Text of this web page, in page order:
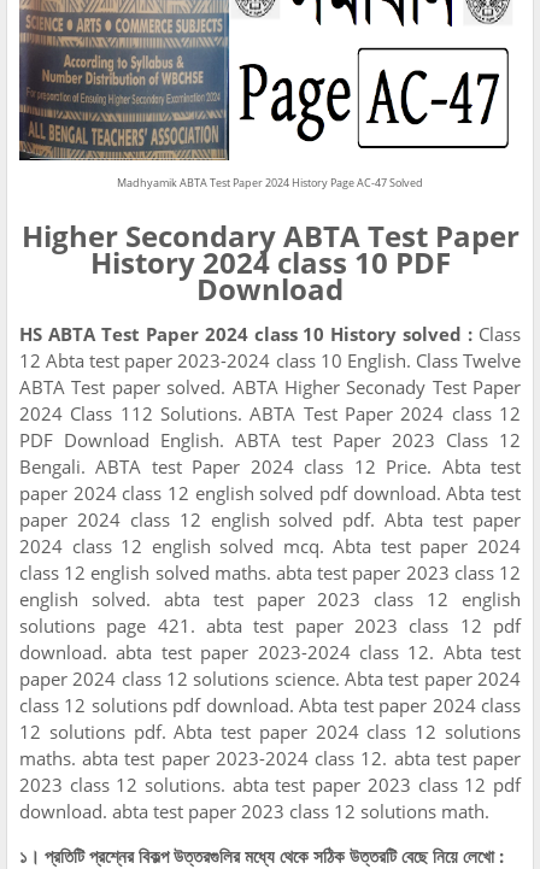
Madhyamik ABTA Test Paper 2024 History Page AC-47 Solved
Higher Secondary ABTA Test Paper
History 2024 class 10 PDF
Download
HS ABTA Test Paper 2024 class 10 History solved : Class
12 Abta test paper 2023-2024 class 10 English. Class Twelve
ABTA Test paper solved. ABTA Higher Seconady Test Paper
2024 Class 112 Solutions. ABTA Test Paper 2024 class 12
PDF Download English. ABTA test Paper 2023 Class 12
Bengali. ABTA test Paper 2024 class 12 Price. Abta test
paper 2024 class 12 english solved pdf download. Abta test
paper 2024 class 12 english solved pdf. Abta test paper
2024 class 12 english solved mcq. Abta test paper 2024
class 12 english solved maths. abta test paper 2023 class 12
english solved. abta test paper 2023 class 12 english
solutions page 421. abta test paper 2023 class 12 pdf
download. abta test paper 2023-2024 class 12. Abta test
paper 2024 class 12 solutions science. Abta test paper 2024
class 12 solutions pdf download. Abta test paper 2024 class
12 solutions pdf. Abta test paper 2024 class 12 solutions
maths. abta test paper 2023-2024 class 12. abta test paper
2023 class 12 solutions. abta test paper 2023 class 12 pdf
download. abta test paper 2023 class 12 solutions math.
১। প্রতিটি প্রশ্নের বিকল্প উত্তরগুলির মধ্যে থেকে সঠিক উত্তরটি বেছে নিয়ে লেখো :